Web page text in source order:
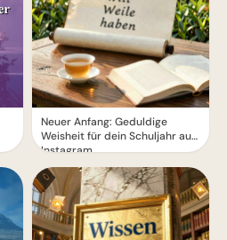
Neuer Anfang: Geduldige
Weisheit für dein Schuljahr auf
Instagram.